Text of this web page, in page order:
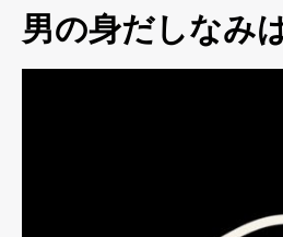
男の身だしなみ